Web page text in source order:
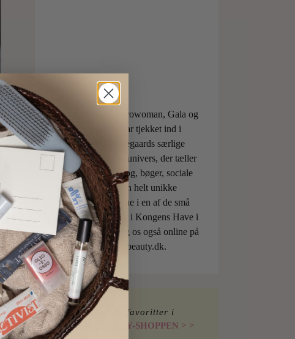
ELLE, Vogue, Eurowoman, Gala og
Aftonbladet har tjekket ind i
Charlotte Torpegaards særlige
ILOVEBEAUTYunivers, der tæller
både skønhedsblog, bøger, sociale
medier og den helt unikke
skønhedsboutique i en af de små
berømte pavilloner i Kongens Have i
København. Besøg os også online på
shop.ilovebeauty.dk.
Find mine favoritter i
I LOVE BEAUTY-SHOPPEN > >